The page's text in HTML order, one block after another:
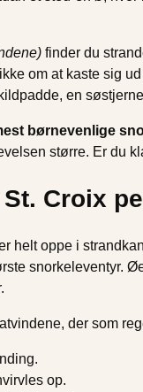
finder du
om at kaste sig
en
børnevenlige
større. Er du
Croix
helt oppe i
snorkeleventyr.
der som
op.